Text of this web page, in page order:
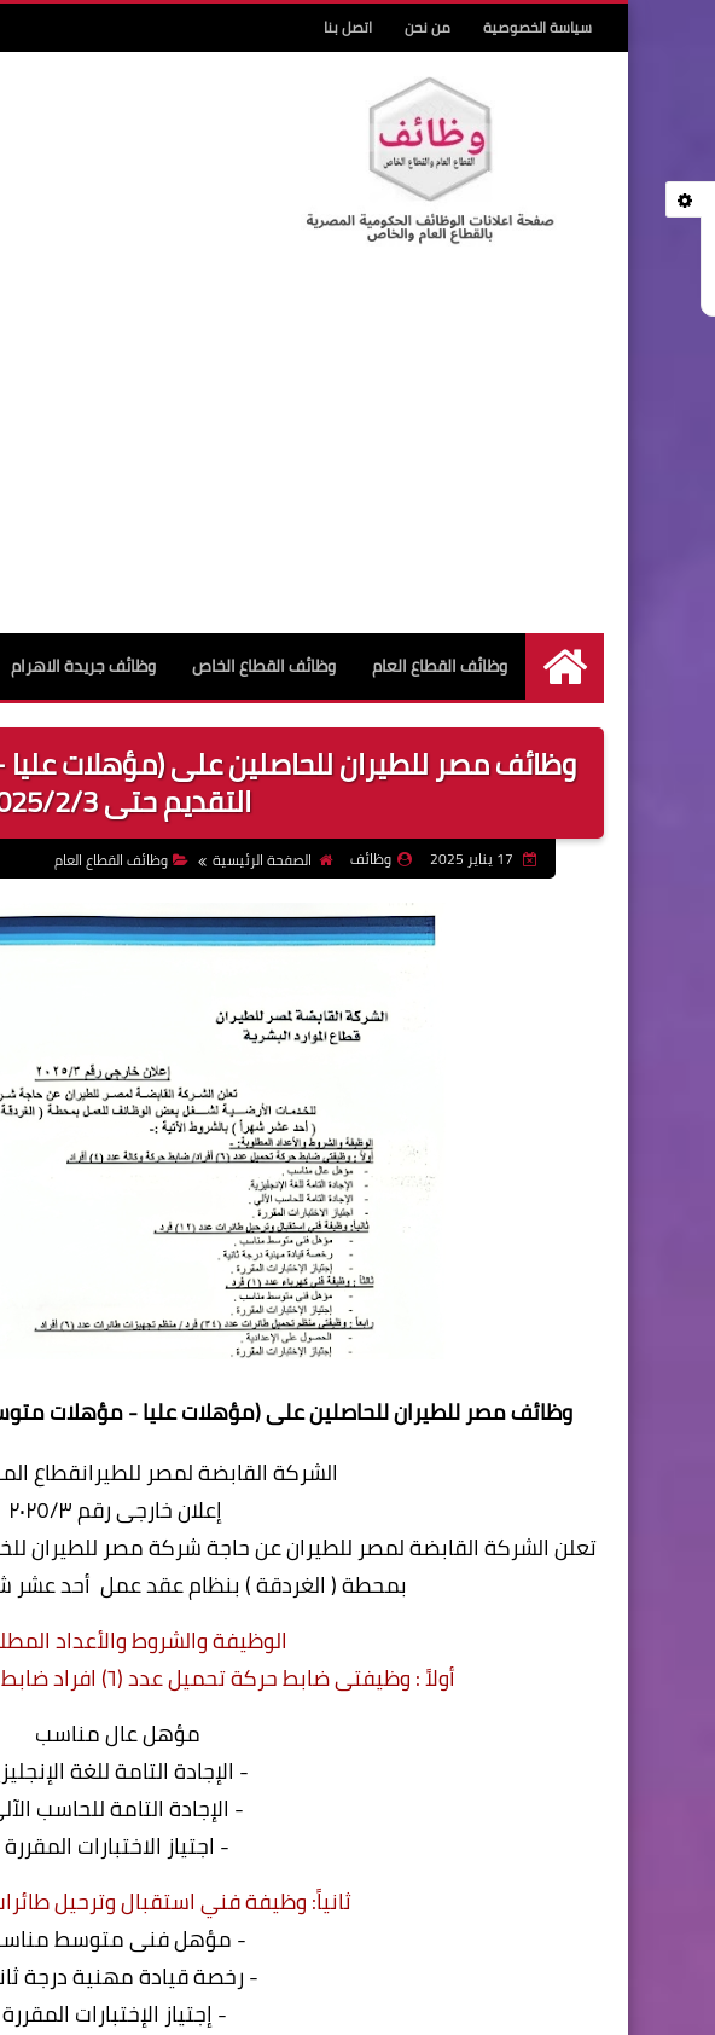
سياسة الخصوصية من نحن اتصل بنا
الرئيسية
وظائف القطاع العام وظائف القطاع الخاص وظائف جريدة الاهرام
وظائف مصر للطيران للحاصلين على (مؤهلات
التقديم حتى 2025/2/3
وظائف الصفحة الرئيسية وظائف القطاع العام
وظائف مصر للطيران للحاصلين على (مؤهلات عليا - مؤهلات متوسطة -
الشركة القابضة لمصر للطيرانقطاع
إعلان خارجی رقم ٢٠٢٥/٣
تعلن الشركة القابضة لمصر للطيران عن حاجة شركة مصر للطيران
بمحطة ( الغردقة ) بنظام عقد عمل أحد عشر
الوظيفة والشروط والأعداد
أولاً : وظيفتى ضابط حركة تحميل عدد (٦) افراد ضابط حركة وكالة عدد (٤) أفراد
مؤهل عال مناسب
- الإجادة التامة للغة
- الإجادة التامة للحاسب
- اجتياز الاختبارات المقررة
ثانياً: وظيفة فني استقبال وترحيل طائرات
- مؤهل فنى متوسط
- رخصة قيادة مهنية درجة
- إجتياز الإختبارات المقررة